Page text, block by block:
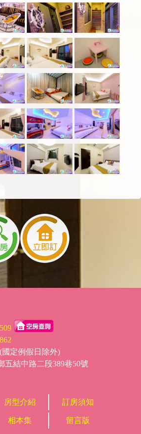
國定例假日除外)
五結中路二段389巷50號
房型介紹 訂房須知
相本集 留言版